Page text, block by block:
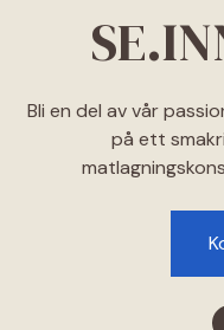
Bli en del av vår
på ett